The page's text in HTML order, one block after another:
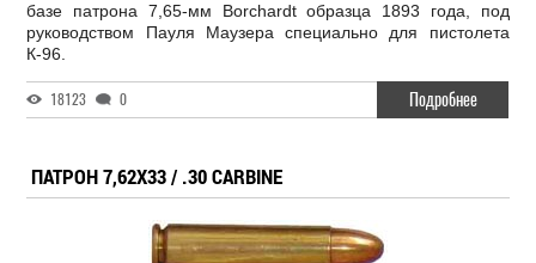
базе патрона 7,65-мм Borchardt образца 1893 года, под
руководством Пауля Маузера специально для пистолета
К-96.
18123 0 Подробнее
ПАТРОН 7,62Х33 / .30 CARBINE